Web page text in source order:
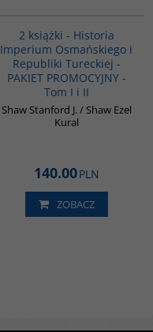
2 książki - Historia
Imperium Osmańskiego i
Republiki Tureckiej -
PAKIET PROMOCYJNY -
Tom I i II
Shaw Stanford J. / Shaw Ezel
Kural
140.00PLN
ZOBACZ